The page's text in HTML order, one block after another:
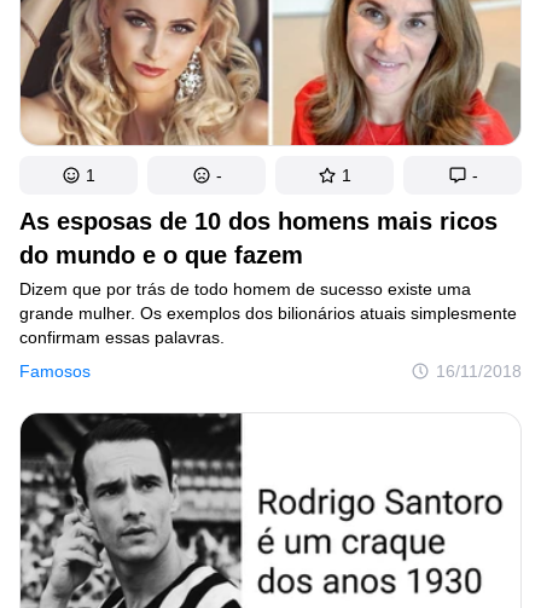
As esposas de 10 dos homens mais ricos
do mundo e o que fazem
Famosos 16/11/2018
Dizem que por trás de todo homem de sucesso existe uma
grande mulher. Os exemplos dos bilionários atuais simplesmente
confirmam essas palavras.
1 - 1 -